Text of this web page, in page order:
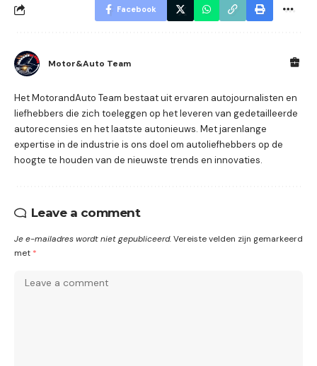
Facebook
Motor&Auto Team
Het MotorandAuto Team bestaat uit ervaren autojournalisten en
liefhebbers die zich toeleggen op het leveren van gedetailleerde
autorecensies en het laatste autonieuws. Met jarenlange
expertise in de industrie is ons doel om autoliefhebbers op de
hoogte te houden van de nieuwste trends en innovaties.
Leave a comment
Je e-mailadres wordt niet gepubliceerd.Vereiste velden zijn gemarkeerd
met *